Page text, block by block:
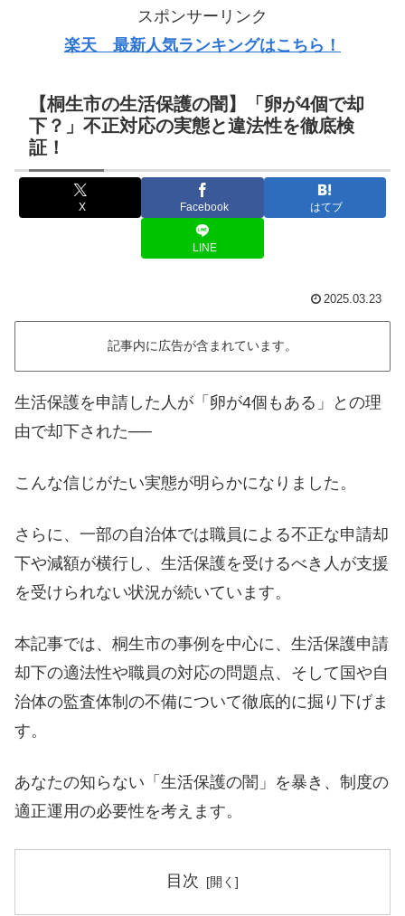
スポンサーリンク
楽天 最新人気ランキングはこちら！
【桐生市の生活保護の闇】「卵が4個で却
下？」不正対応の実態と違法性を徹底検
証！
X Facebook はてブ
LINE
2025.03.23
記事内に広告が含まれています。
生活保護を申請した人が「卵が4個もある」との理
由で却下された──
こんな信じがたい実態が明らかになりました。
さらに、一部の自治体では職員による不正な申請却
下や減額が横行し、生活保護を受けるべき人が支援
を受けられない状況が続いています。
本記事では、桐生市の事例を中心に、生活保護申請
却下の適法性や職員の対応の問題点、そして国や自
治体の監査体制の不備について徹底的に掘り下げま
す。
あなたの知らない「生活保護の闇」を暴き、制度の
適正運用の必要性を考えます。
目次